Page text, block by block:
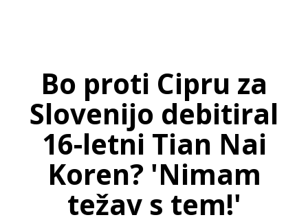
Bo proti Cipru za
Slovenijo debitiral
16-letni Tian Nai
Koren? 'Nimam
težav s tem!'